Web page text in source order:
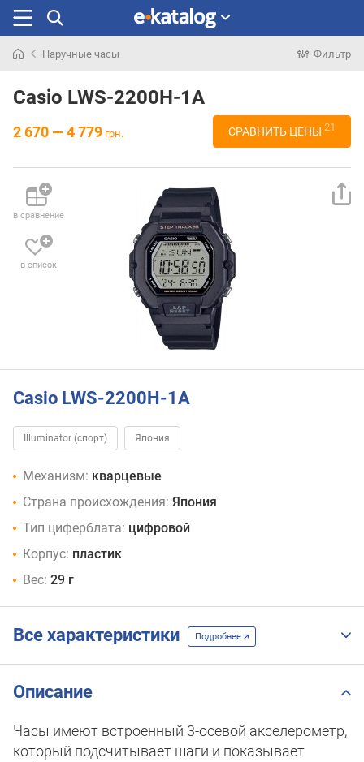
раньше
Наручные часы Фильтр
Casio LWS-2200H-1A
2 670 — 4 779 грн. СРАВНИТЬ ЦЕНЫ 21
в сравнение
в список
Casio LWS-2200H-1A
Illuminator (спорт) Япония
Механизм: кварцевые
Страна происхождения: Япония
Тип циферблата: цифровой
Корпус: пластик
Вес: 29 г
Все характеристики Подробнее
Описание
Часы имеют встроенный 3-осевой акселерометр,
который подсчитывает шаги и показывает